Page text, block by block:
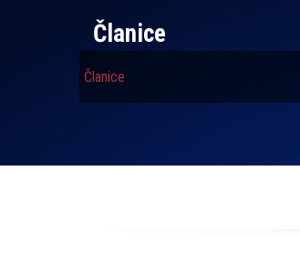
Članice
Članice